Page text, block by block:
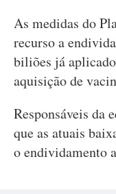
As medidas do
recurso a
biliões já
aquisição de
Responsáveis da
que as atuais
o endividamento